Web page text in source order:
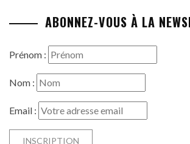
ABONNEZ-VOUS À LA
Prénom :
Nom :
Email :